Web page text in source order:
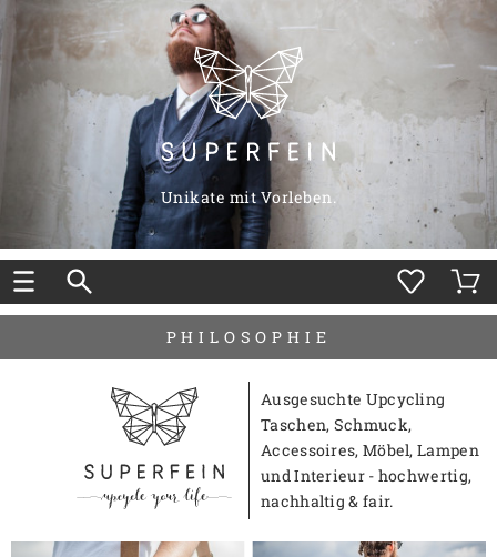
Unikate mit Vorleben.
PHILOSOPHIE
Ausgesuchte Upcycling
Taschen, Schmuck,
Accessoires, Möbel, Lampen
und Interieur - hochwertig,
nachhaltig & fair.